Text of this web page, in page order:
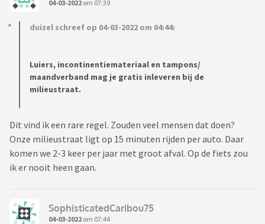
04-03-2022 om 07:39
duizel schreef op 04-03-2022 om 04:44:
Luiers, incontinentiemateriaal en tampons/
maandverband mag je gratis inleveren bij de
milieustraat.
Dit vind ik een rare regel. Zouden veel mensen dat doen?
Onze milieustraat ligt op 15 minuten rijden per auto. Daar
komen we 2-3 keer per jaar met groot afval. Op de fiets zou
ik er nooit heen gaan.
SophisticatedCaribou75
04-03-2022 om 07:44